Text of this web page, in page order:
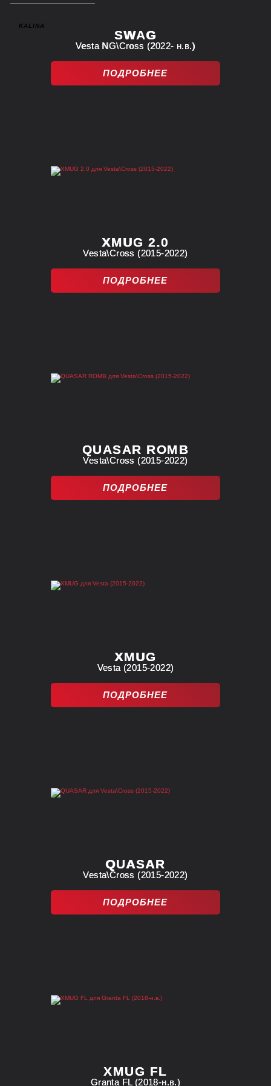
KALINA
SWAG
Vesta NG\Cross (2022- н.в.)
ПОДРОБНЕЕ
XMUG 2.0
Vesta\Cross (2015-2022)
ПОДРОБНЕЕ
QUASAR ROMB
Vesta\Cross (2015-2022)
ПОДРОБНЕЕ
XMUG
Vesta (2015-2022)
ПОДРОБНЕЕ
QUASAR
Vesta\Cross (2015-2022)
ПОДРОБНЕЕ
XMUG FL
Granta FL (2018-н.в.)